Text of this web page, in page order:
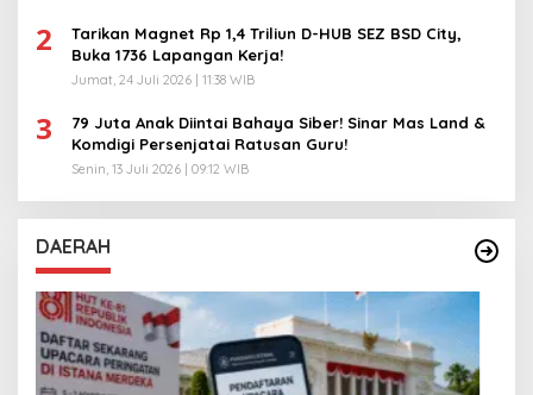
2
Tarikan Magnet Rp 1,4 Triliun D-HUB SEZ BSD City,
Buka 1736 Lapangan Kerja!
Jumat, 24 Juli 2026 | 11:38 WIB
3
79 Juta Anak Diintai Bahaya Siber! Sinar Mas Land &
Komdigi Persenjatai Ratusan Guru!
Senin, 13 Juli 2026 | 09:12 WIB
DAERAH